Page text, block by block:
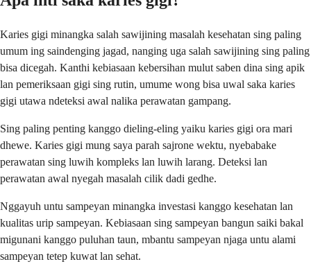
Karies gigi minangka salah sawijining masalah kesehatan sing paling
umum ing saindenging jagad, nanging uga salah sawijining sing paling
bisa dicegah. Kanthi kebiasaan kebersihan mulut saben dina sing apik
lan pemeriksaan gigi sing rutin, umume wong bisa uwal saka karies
gigi utawa ndeteksi awal nalika perawatan gampang.
Sing paling penting kanggo dieling-eling yaiku karies gigi ora mari
dhewe. Karies gigi mung saya parah sajrone wektu, nyebabake
perawatan sing luwih kompleks lan luwih larang. Deteksi lan
perawatan awal nyegah masalah cilik dadi gedhe.
Nggayuh untu sampeyan minangka investasi kanggo kesehatan lan
kualitas urip sampeyan. Kebiasaan sing sampeyan bangun saiki bakal
migunani kanggo puluhan taun, mbantu sampeyan njaga untu alami
sampeyan tetep kuwat lan sehat.